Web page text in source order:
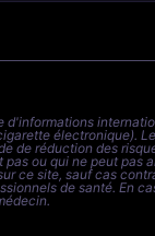
d'informations
électronique).
de réduction des
ou qui ne peut pas
ce site, sauf cas
de santé. En